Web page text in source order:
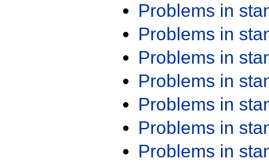
Problems in
Problems in
Problems in
Problems in
Problems in
Problems in
Problems in